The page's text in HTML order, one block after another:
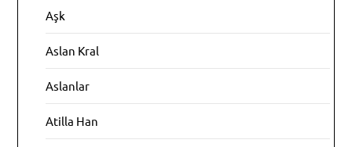
Aşk
Aslan Kral
Aslanlar
Atilla Han